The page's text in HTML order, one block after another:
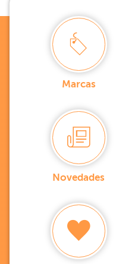
Marcas
Novedades